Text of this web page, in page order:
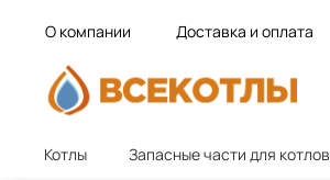
О компании Доставка и оплата
Котлы Запасные части для котлов